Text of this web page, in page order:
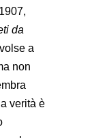
da
a
non
verità è